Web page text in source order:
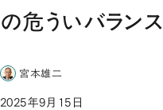
の危ういバランス
宮本雄二
2025年9月15日